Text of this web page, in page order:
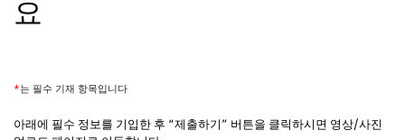
™
요
*는 필수 기재 항목입니다
아래에 필수 정보를 기입한 후 “제출하기” 버튼을 클릭하시면 영상/사진